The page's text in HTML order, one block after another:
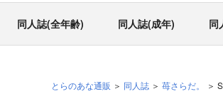
同人誌(全年齢) 同人誌(成年) 同
とらのあな通販 同人誌 苺さらだ。